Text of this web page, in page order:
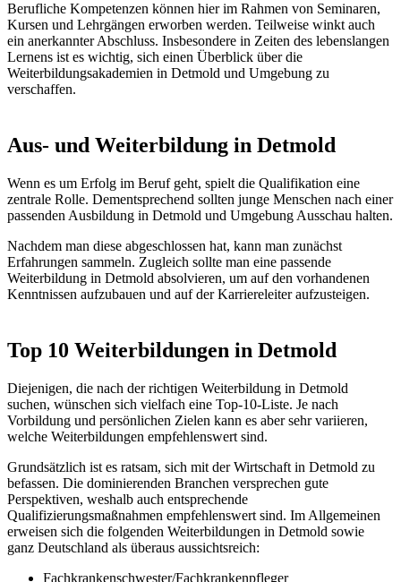
Berufliche Kompetenzen können hier im Rahmen von Seminaren,
Kursen und Lehrgängen erworben werden. Teilweise winkt auch
ein anerkannter Abschluss. Insbesondere in Zeiten des lebenslangen
Lernens ist es wichtig, sich einen Überblick über die
Weiterbildungsakademien in Detmold und Umgebung zu
verschaffen.
Aus- und Weiterbildung in Detmold
Wenn es um Erfolg im Beruf geht, spielt die Qualifikation eine
zentrale Rolle. Dementsprechend sollten junge Menschen nach einer
passenden Ausbildung in Detmold und Umgebung Ausschau halten.
Nachdem man diese abgeschlossen hat, kann man zunächst
Erfahrungen sammeln. Zugleich sollte man eine passende
Weiterbildung in Detmold absolvieren, um auf den vorhandenen
Kenntnissen aufzubauen und auf der Karriereleiter aufzusteigen.
Top 10 Weiterbildungen in Detmold
Diejenigen, die nach der richtigen Weiterbildung in Detmold
suchen, wünschen sich vielfach eine Top-10-Liste. Je nach
Vorbildung und persönlichen Zielen kann es aber sehr variieren,
welche Weiterbildungen empfehlenswert sind.
Grundsätzlich ist es ratsam, sich mit der Wirtschaft in Detmold zu
befassen. Die dominierenden Branchen versprechen gute
Perspektiven, weshalb auch entsprechende
Qualifizierungsmaßnahmen empfehlenswert sind. Im Allgemeinen
erweisen sich die folgenden Weiterbildungen in Detmold sowie
ganz Deutschland als überaus aussichtsreich:
Fachkrankenschwester/Fachkrankenpfleger